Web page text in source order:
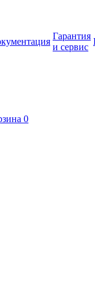
Гарантия
и сервис
0